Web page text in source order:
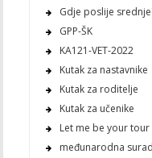
Gdje poslije
GPP-ŠK
KA121-VET-2022
Kutak za nastavnike
Kutak za roditelje
Kutak za učenike
Let me be your tour
međunarodna